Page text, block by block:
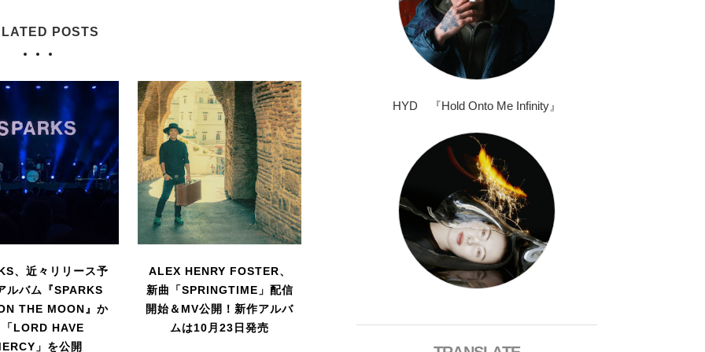
POSTS
、近々リリース予
ルバム『SPARKS
THE MOON』か
LORD HAVE
」を公開
ALEX HENRY FOSTER、
新曲「SPRINGTIME」配信
開始＆MV公開！新作アルバ
ムは10月23日発売
HYD 『Hold Onto Me Infinity』